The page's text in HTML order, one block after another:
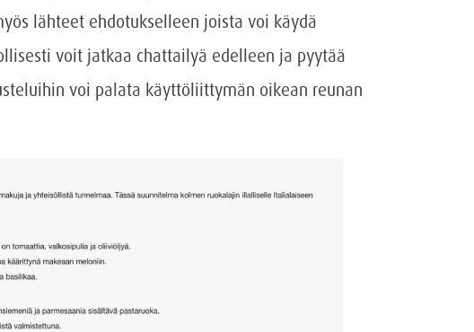
lähteet ehdotukselleen joista voi käydä
voit jatkaa chattailyä edelleen ja pyytää
voi palata käyttöliittymän oikean reunan